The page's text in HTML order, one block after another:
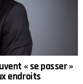
« se passer »
endroits